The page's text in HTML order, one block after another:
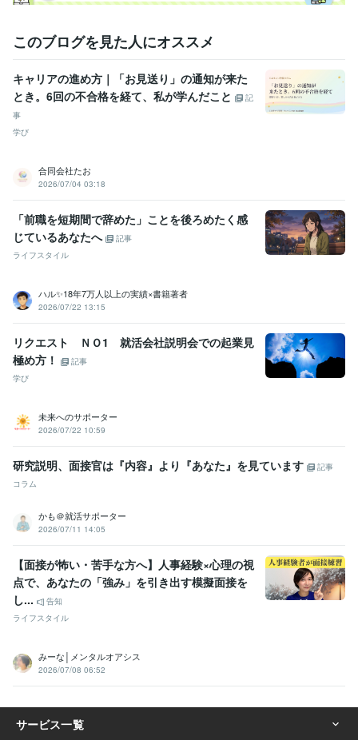
このブログを見た人にオススメ
キャリアの進め方｜「お見送り」の通知が来た
とき。6回の不合格を経て、私が学んだこと
記
事
学び
合同会社たお
2026/07/04 03:18
「前職を短期間で辞めた」ことを後ろめたく感
じているあなたへ
記事
ライフスタイル
ハル✨18年7万人以上の実績×書籍著者
2026/07/22 13:15
リクエスト ＮＯ1 就活会社説明会での起業見
極め方！
記事
学び
未来へのサポーター
2026/07/22 10:59
研究説明、面接官は『内容』より『あなた』を見ています
記事
コラム
かも＠就活サポーター
2026/07/11 14:05
【面接が怖い・苦手な方へ】人事経験×心理の視
点で、あなたの「強み」を引き出す模擬面接を
し...
告知
ライフスタイル
みーな│メンタルオアシス
2026/07/08 06:52